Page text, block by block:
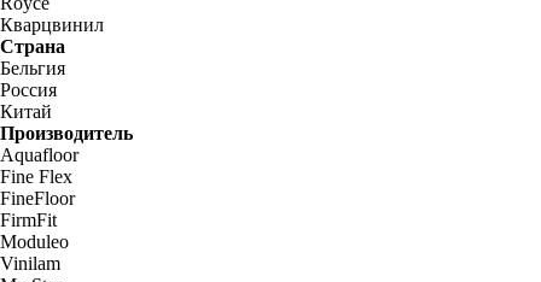
Кварцвинил
Страна
Бельгия
Россия
Китай
Производитель
Aquafloor
Fine Flex
FineFloor
FirmFit
Moduleo
Vinilam